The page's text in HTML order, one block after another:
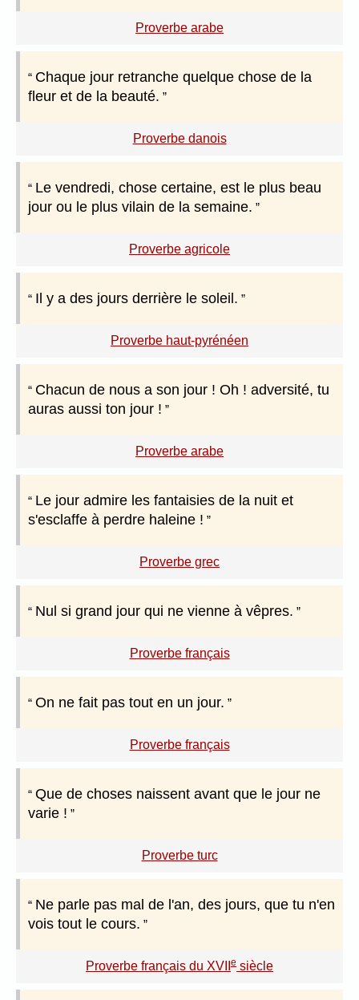
Proverbe arabe
Chaque jour retranche quelque chose de la
fleur et de la beauté.
Proverbe danois
Le vendredi, chose certaine, est le plus beau
jour ou le plus vilain de la semaine.
Proverbe agricole
Il y a des jours derrière le soleil.
Proverbe haut-pyrénéen
Chacun de nous a son jour ! Oh ! adversité, tu
auras aussi ton jour !
Proverbe arabe
Le jour admire les fantaisies de la nuit et
s'esclaffe à perdre haleine !
Proverbe grec
Nul si grand jour qui ne vienne à vêpres.
Proverbe français
On ne fait pas tout en un jour.
Proverbe français
Que de choses naissent avant que le jour ne
varie !
Proverbe turc
Ne parle pas mal de l'an, des jours, que tu n'en
vois tout le cours.
Proverbe français du XVII e siècle